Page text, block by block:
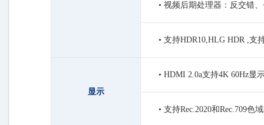
• 视频后期处理器：反交错
• 支持HDR10,HLG HDR ,支
显示
• HDMI 2.0a支持4K 60Hz显
• 支持Rec.2020和Rec.709色